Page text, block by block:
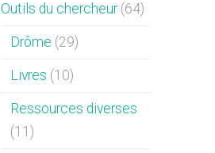
Outils du chercheur(64)
Drôme (29)
Livres (10)
Ressources diverses
(11)